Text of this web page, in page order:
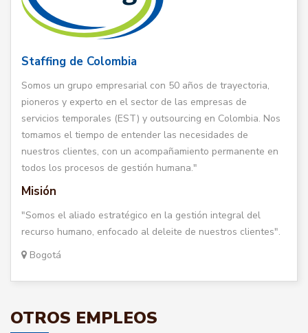
Staffing de Colombia
Somos un grupo empresarial con 50 años de trayectoria,
pioneros y experto en el sector de las empresas de
servicios temporales (EST) y outsourcing en Colombia. Nos
tomamos el tiempo de entender las necesidades de
nuestros clientes, con un acompañamiento permanente en
todos los procesos de gestión humana."
Misión
"Somos el aliado estratégico en la gestión integral del
recurso humano, enfocado al deleite de nuestros clientes".
Bogotá
OTROS EMPLEOS